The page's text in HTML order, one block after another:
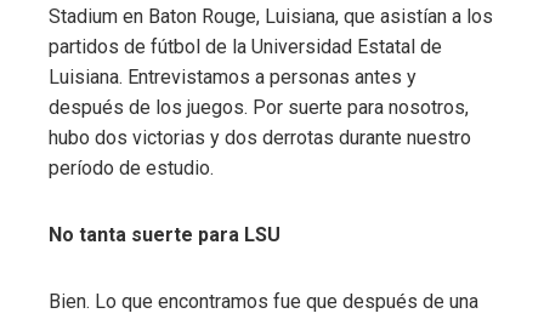
Stadium en Baton Rouge, Luisiana, que asistían a los
partidos de fútbol de la Universidad Estatal de
Luisiana. Entrevistamos a personas antes y
después de los juegos. Por suerte para nosotros,
hubo dos victorias y dos derrotas durante nuestro
período de estudio.
No tanta suerte para LSU
Bien. Lo que encontramos fue que después de una